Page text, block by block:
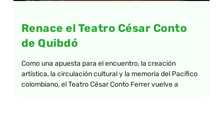
Renace el Teatro César Conto
de Quibdó
Como una apuesta para el encuentro, la creación
artística, la circulación cultural y la memoria del Pacífico
colombiano, el Teatro César Conto Ferrer vuelve a